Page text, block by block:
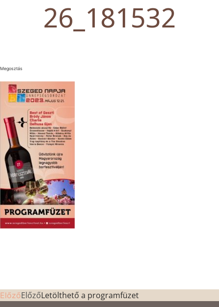
26_181532
Megosztás
ElőzőElőzőLetölthető a programfüzet